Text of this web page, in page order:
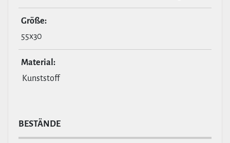
Größe:
55x30
Material:
Kunststoff
BESTÄNDE